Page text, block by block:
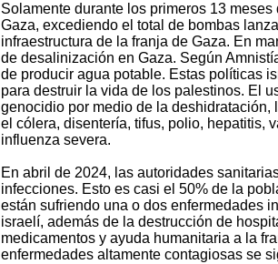
Solamente durante los primeros 13
Gaza, excediendo el total de bombas
infraestructura de la franja de Gaza. En
de desalinización en Gaza. Según
de producir agua potable. Estas políticas
para destruir la vida de los palestinos. El
genocidio por medio de la
el cólera, disentería, tifus, polio, hepatitis,
influenza severa.
En abril de 2024, las autoridades
infecciones. Esto es casi el 50% de la
están sufriendo una o dos enfermedades
israelí, además de la destrucción de
medicamentos y ayuda humanitaria a la
enfermedades altamente contagiosas se